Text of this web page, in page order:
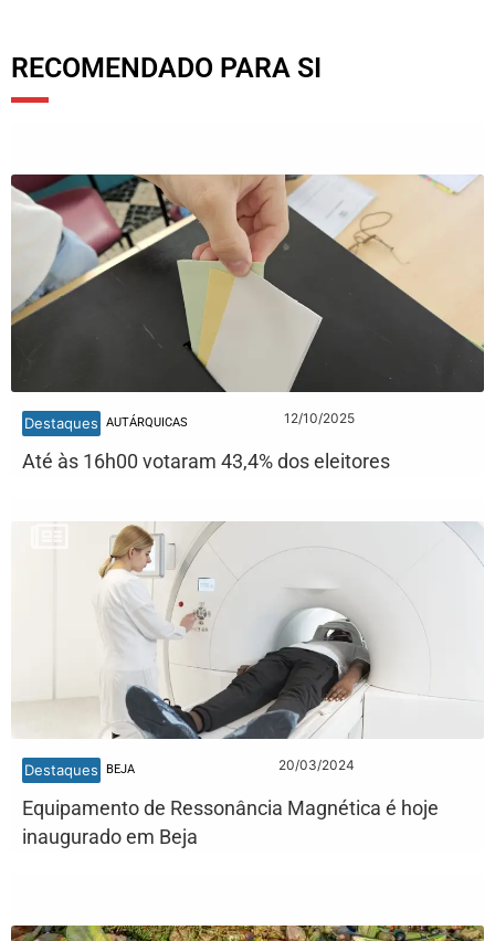
RECOMENDADO PARA SI
Destaques AUTÁRQUICAS 12/10/2025
Até às 16h00 votaram 43,4% dos eleitores
Destaques BEJA 20/03/2024
Equipamento de Ressonância Magnética é hoje
inaugurado em Beja